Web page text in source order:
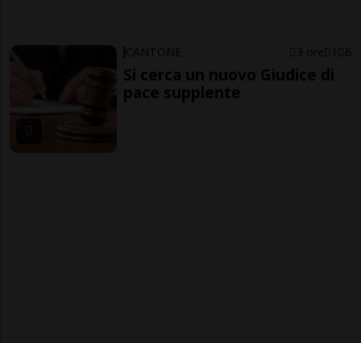
CANTONE 3 ore 1 6
Si cerca un nuovo Giudice di
pace supplente